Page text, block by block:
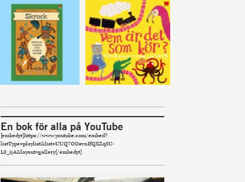
En bok för alla på YouTube
[embedyt]https://www.youtube.com/embed?
listType=playlist&list=UUQ7OOsvnIfQXZq3U-
L0_ijA&layout=gallery[/embedyt]